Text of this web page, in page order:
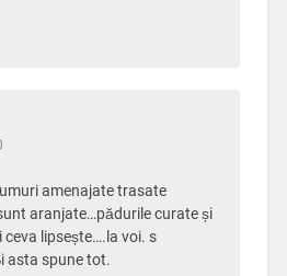
amenajate trasate
aranjate…pădurile curate și
lipsește….la voi. s
asta spune tot.